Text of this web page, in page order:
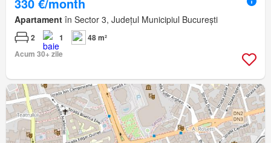
Apartament în Sector 3, Județul Municipiul București
2 1
48 m²
Acum 30+ zile